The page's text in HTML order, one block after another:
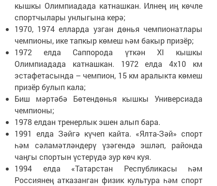
кышкы Олимпиадада катнашкан. Илнең иң көчле
спортчылары унлыгына керә;
1970, 1974 елларда узган дөнья чемпионатлары
чемпионы, ике тапкыр көмеш һәм бакыр призёр;
1972 елда Саппорода үткән XI кышкы
Олимпиадада катнашкан. 1972 елда 4х10 км
эстафетасында – чемпион, 15 км аралыкта көмеш
призёр булып кала;
Биш мәртәбә Бөтендөнья кышкы Универсиада
чемпионы;
1978 елдан тренерлык эшен алып бара.
1991 елда Зәйгә күчеп кайта. «Ялта-Зәй» спорт
һәм сәламәтләндерү үзәгендә эшләп, районда
чаңгы спортын үстерүдә зур көч куя.
1994 елда «Татарстан Республикасы һәм
Россиянең атказанган физик культура һәм спорт